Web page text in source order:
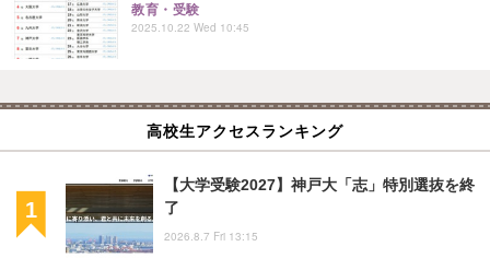
教育・受験
2025.10.22 Wed 10:45
高校生アクセスランキング
【大学受験2027】神戸大「志」特別選抜を終
了
2026.8.7 Fri 13:15